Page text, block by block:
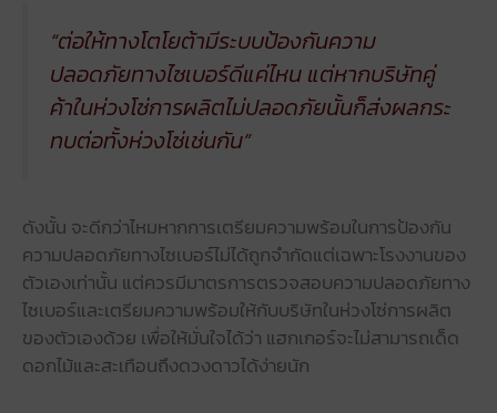
“ต่อให้ทางโตโยต้ามีระบบป้องกันความ
ปลอดภัยทางไซเบอร์ดีแค่ไหน แต่หากบริษัทคู่
ค้าในห่วงโซ่การผลิตไม่ปลอดภัยนั้นก็ส่งผลกระ
ทบต่อทั้งห่วงโซ่เช่นกัน”
ดังนั้น จะดีกว่าไหมหากการเตรียมความพร้อมในการป้องกัน
ความปลอดภัยทางไซเบอร์ไม่ได้ถูกจำกัดแต่เฉพาะโรงงานของ
ตัวเองเท่านั้น แต่ควรมีมาตรการตรวจสอบความปลอดภัยทาง
ไซเบอร์และเตรียมความพร้อมให้กับบริษัทในห่วงโซ่การผลิต
ของตัวเองด้วย เพื่อให้มั่นใจได้ว่า แฮกเกอร์จะไม่สามารถเด็ด
ดอกไม้และสะเทือนถึงดวงดาวได้ง่ายนัก